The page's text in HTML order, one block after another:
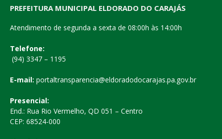
PREFEITURA MUNICIPAL ELDORADO DO CARAJÁS
Atendimento de segunda a sexta de 08:00h às 14:00h
Telefone:
(94) 3347 – 1195
E-mail: portaltransparencia@eldoradodocarajas.pa.gov.br
Presencial:
End.: Rua Rio Vermelho, QD 051 – Centro
CEP: 68524-000